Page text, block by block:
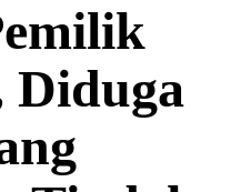
Diduga